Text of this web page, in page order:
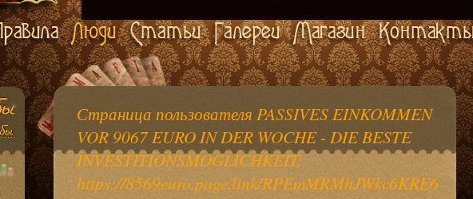
Страница пользователя PASSIVES EINKOMMEN
VOR 9067 EURO IN DER WOCHE - DIE BESTE
INVESTITIONSMOGLICHKEIT:
https://8569euro.page.link/RPEmMRMhJWkc6KRE6